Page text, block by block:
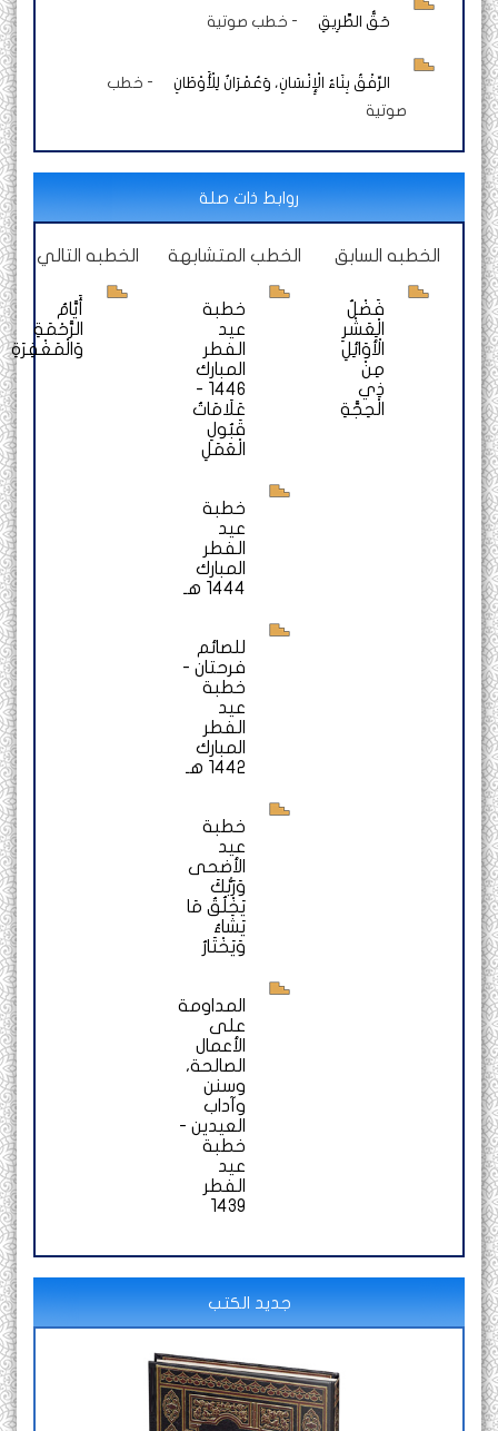
حَقُّ الطَّرِيقِ - خطب صوتية
الرِّفْقُ بِنَاءُ الْإِنْسَانِ، وَعُمْرَانٌ لِلْأَوْطَانِ -
خطب
صوتية
روابط ذات صلة
الخطبه السابق
فَضْلُ
الْعَشْرِ
الْأَوَائِلِ
ذِي
الْحِجَّةِ
الخطب المتشابهة
خطبة
عيد
الفطر
المبارك
1446 -
عَلَامَاتُ
قَبُولِ
الْعَمَلِ
خطبة
عيد
الفطر
المبارك
1444 هـ
للصائم
فرحتان -
خطبة
عيد
الفطر
المبارك
1442 هـ
خطبة
عيد
الأضحى
وَرَبُّكَ
يَخْلُقُ مَا
يَشَاءُ
وَيَخْتَارُ
المداومة
على
الأعمال
الصالحة،
وسنن
وآداب
العيدين -
خطبة
عيد
الفطر
1439
الخطبه التالي
الرَّحْمَةِ
وَالْمَغْفِرَةِ
جديد الكتب